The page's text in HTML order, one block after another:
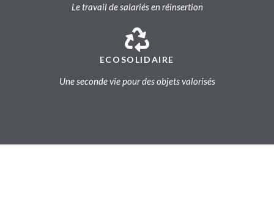
Le travail de salariés en réinsertion
ECOSOLIDAIRE
Une seconde vie pour des objets valorisés